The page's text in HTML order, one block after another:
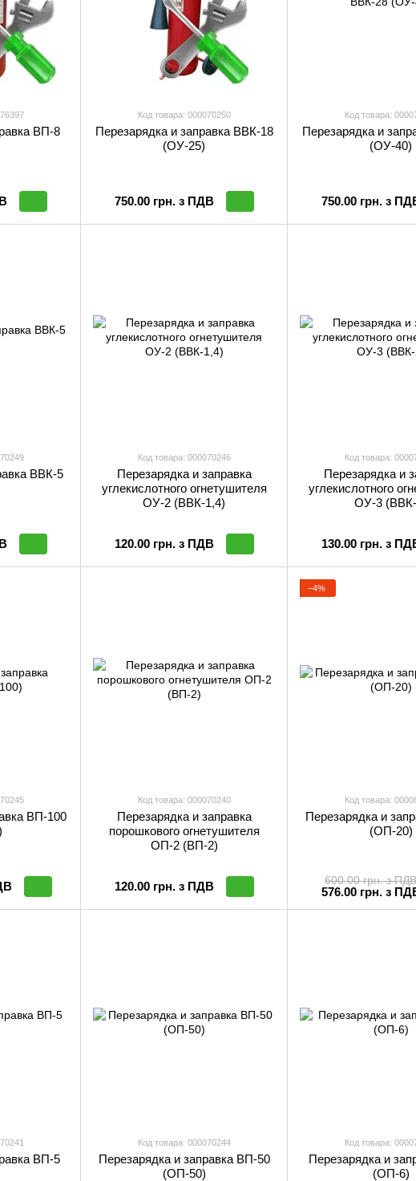
ВП-8
Код товара: 000070250
Перезарядка и заправка ВВК-18
(ОУ-25)
750.00 грн. з ПДВ
Код товара:
Перезарядка и
(ОУ-40)
750.00 грн. з
ВВК-5
Код товара: 000070246
Перезарядка и заправка
углекислотного огнетушителя
ОУ-2 (ВВК-1,4)
120.00 грн. з ПДВ
Код товара:
Перезарядка и
углекислотного
ОУ-3
130.00 грн. з
ВП-100
Код товара: 000070240
Перезарядка и заправка
порошкового огнетушителя
ОП-2 (ВП-2)
120.00 грн. з ПДВ
−4%
Код товара:
Перезарядка и
(ОП-20)
600.00 грн. з ПДВ
576.00 грн. з
ВП-5
Код товара: 000070244
Перезарядка и заправка ВП-50
(ОП-50)
Код товара:
Перезарядка и
(ОП-6)